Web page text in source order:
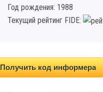
Год рождения: 1988
Текущий рейтинг FIDE:
Получить код информера